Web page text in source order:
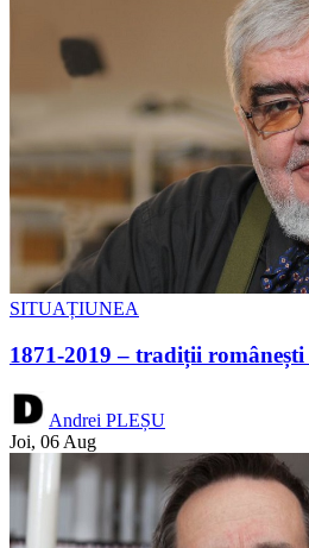
SITUAȚIUNEA
1871-2019 – tradiții
Andrei PLEȘU
Joi, 06 Aug